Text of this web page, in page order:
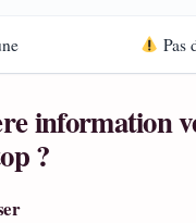
Pas
information
?